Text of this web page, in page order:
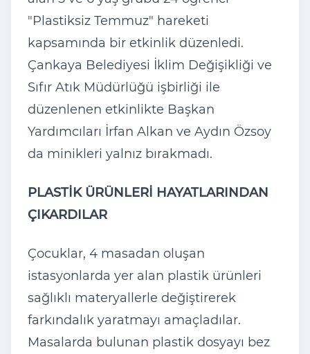
"Plastiksiz Temmuz" hareketi
kapsamında bir etkinlik düzenledi.
Çankaya Belediyesi İklim Değişikliği ve
Sıfır Atık Müdürlüğü işbirliği ile
düzenlenen etkinlikte Başkan
Yardımcıları İrfan Alkan ve Aydın Özsoy
da minikleri yalnız bırakmadı.
PLASTİK ÜRÜNLERİ HAYATLARINDAN
ÇIKARDILAR
Çocuklar, 4 masadan oluşan
istasyonlarda yer alan plastik ürünleri
sağlıklı materyallerle değiştirerek
farkındalık yaratmayı amaçladılar.
Masalarda bulunan plastik dosyayı bez